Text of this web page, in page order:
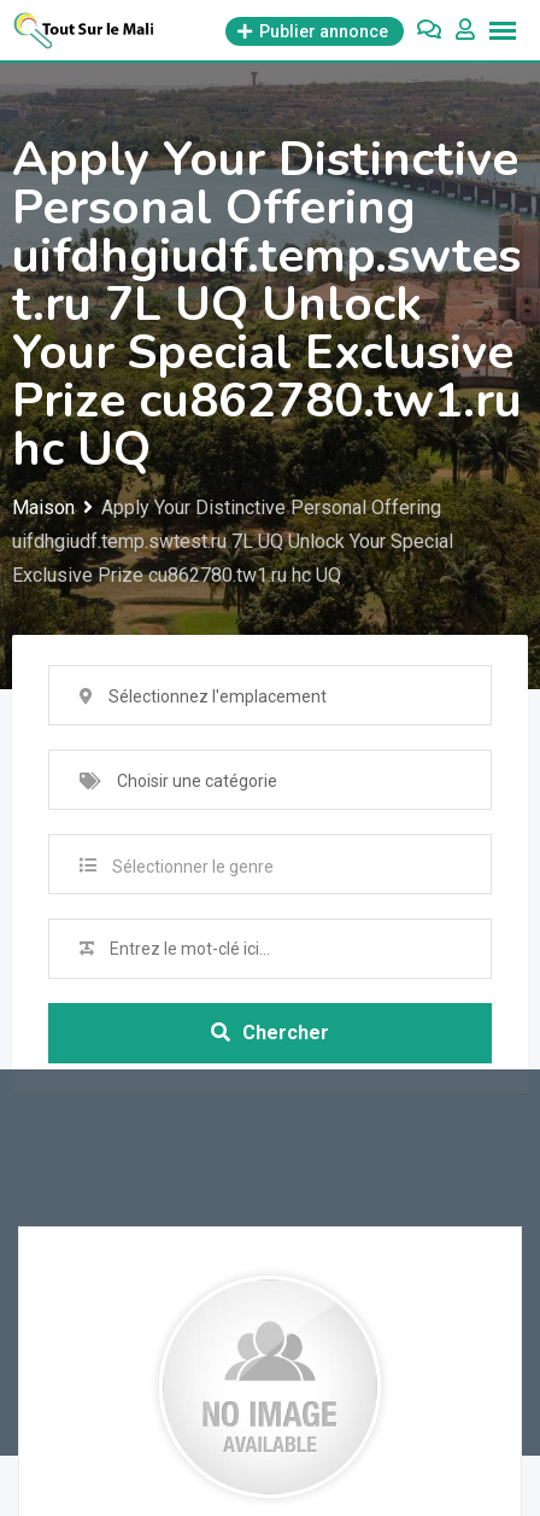
Aller
contenu
Publier annonce
Apply Your Distinctive
Personal Offering
uifdhgiudf.temp.swtes
t.ru 7L UQ Unlock
Your Special Exclusive
Prize cu862780.tw1.ru
hc UQ
Maison
Apply Your Distinctive Personal Offering
uifdhgiudf.temp.swtest.ru 7L UQ Unlock Your Special
Exclusive Prize cu862780.tw1.ru hc UQ
Sélectionnez l'emplacement
Choisir une catégorie
Sélectionner le genre
Chercher